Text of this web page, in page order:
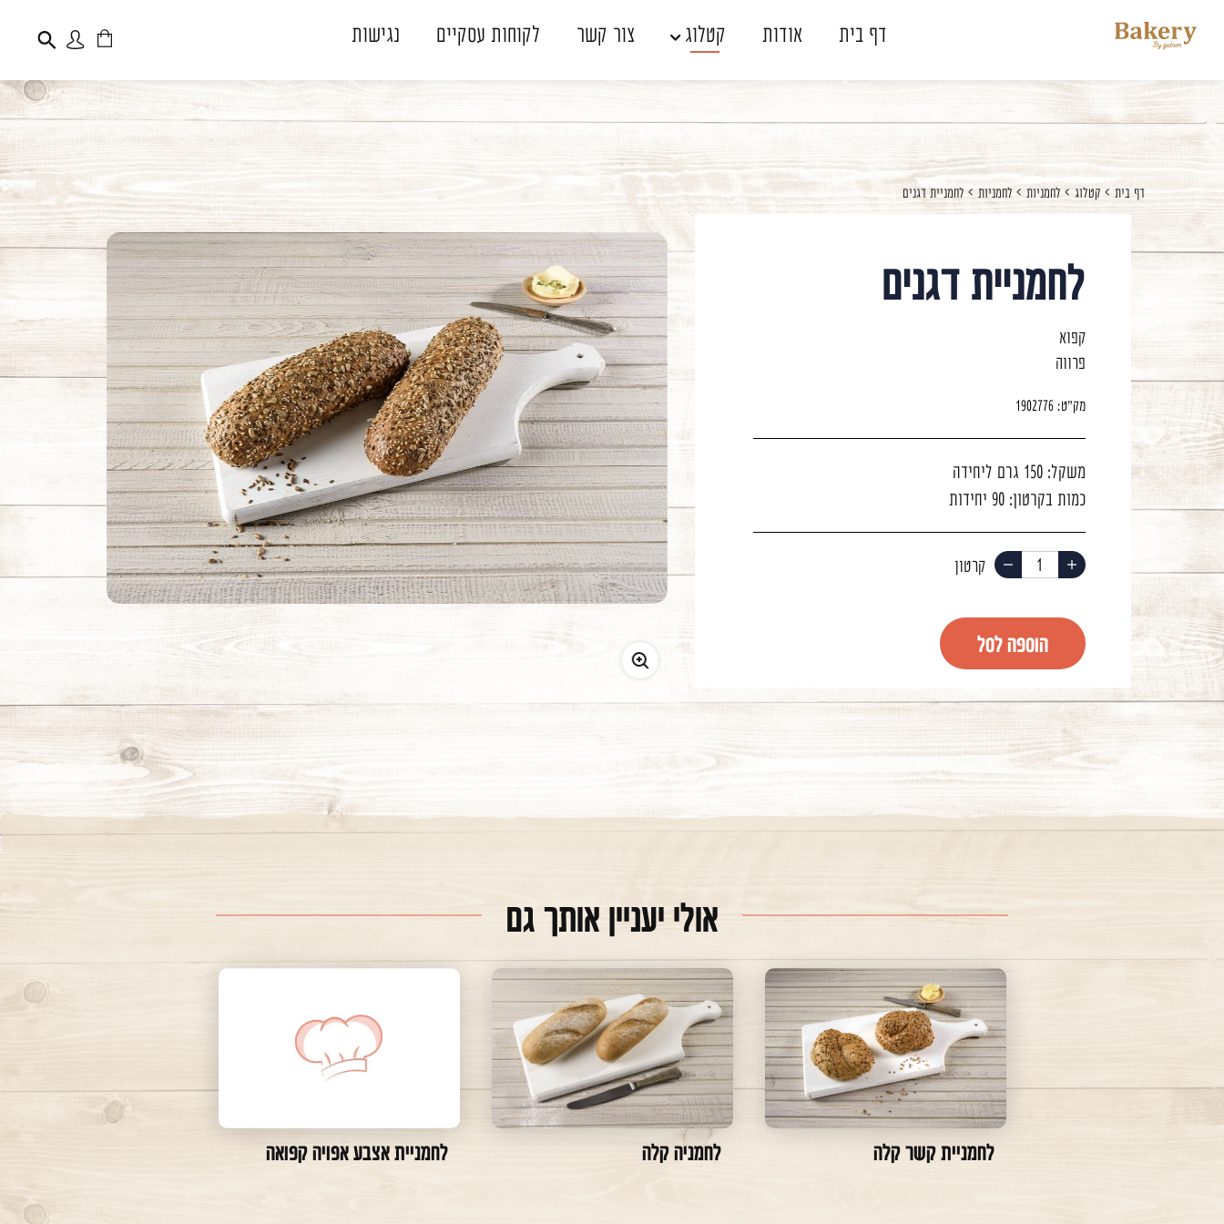
חלונית
עגלה
חלונית
משתמש
דף בית אודות קטלוג צור קשר לקוחות עסקיים נגישות
זכור אותי שכחתי סיסמה
דאגנו לכם ליצירת
חשבון קלה ומהירה
במיוחד. המשיכו למילוי
פרטיכם ותוכלו ליהנות
מהיתרונות של משתמש
רשום כבר עכשיו.
להרשמה
דף בית קטלוג לחמניות לחמניות לחמניית דגנים
לחמניית דגנים
קפוא
פרווה
מק"ט:1902776
משקל:150 גרם ליחידה
כמות בקרטון:90 יחידות
הוסף
החסר
הוספה לסל
אולי יעניין אותך גם
לחמניית קשר קלה לחמניה קלה לחמניית אצבע אפויה קפואה